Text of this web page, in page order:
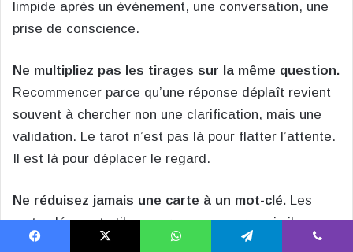
limpide après un événement, une conversation, une
prise de conscience.
Ne multipliez pas les tirages sur la même question.
Recommencer parce qu’une réponse déplaît revient
souvent à chercher non une clarification, mais une
validation. Le tarot n’est pas là pour flatter l’attente.
Il est là pour déplacer le regard.
Ne réduisez jamais une carte à un mot-clé. Les
mots-clés sont utiles pour commencer, mais ils
deviennent vite des prisons. La Maison Dieu n’est